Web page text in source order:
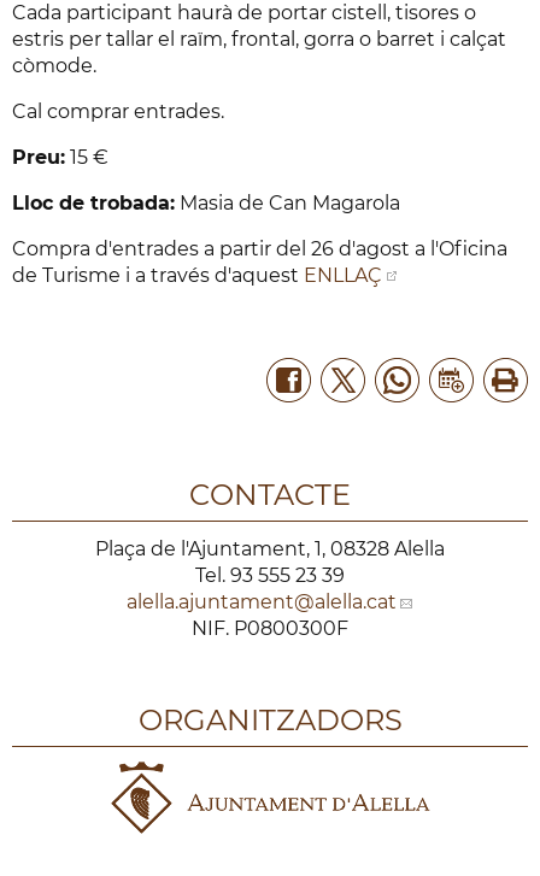
Cada participant haurà de portar cistell, tisores o
estris per tallar el raïm, frontal, gorra o barret i calçat
còmode.
Cal comprar entrades.
Preu: 15 €
Lloc de trobada: Masia de Can Magarola
Compra d'entrades a partir del 26 d'agost a l'Oficina
de Turisme i a través d'aquest ENLLAÇ
CONTACTE
Plaça de l'Ajuntament, 1, 08328 Alella
Tel. 93 555 23 39
alella.ajuntament@alella.cat
NIF. P0800300F
ORGANITZADORS